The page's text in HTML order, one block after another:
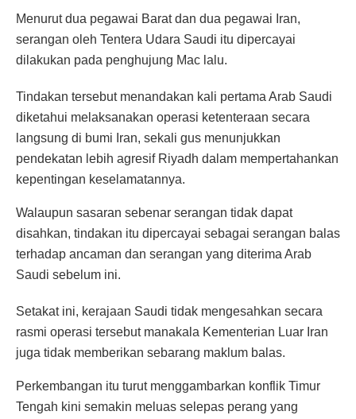
Menurut dua pegawai Barat dan dua pegawai Iran,
serangan oleh Tentera Udara Saudi itu dipercayai
dilakukan pada penghujung Mac lalu.
Tindakan tersebut menandakan kali pertama Arab Saudi
diketahui melaksanakan operasi ketenteraan secara
langsung di bumi Iran, sekali gus menunjukkan
pendekatan lebih agresif Riyadh dalam mempertahankan
kepentingan keselamatannya.
Walaupun sasaran sebenar serangan tidak dapat
disahkan, tindakan itu dipercayai sebagai serangan balas
terhadap ancaman dan serangan yang diterima Arab
Saudi sebelum ini.
Setakat ini, kerajaan Saudi tidak mengesahkan secara
rasmi operasi tersebut manakala Kementerian Luar Iran
juga tidak memberikan sebarang maklum balas.
Perkembangan itu turut menggambarkan konflik Timur
Tengah kini semakin meluas selepas perang yang